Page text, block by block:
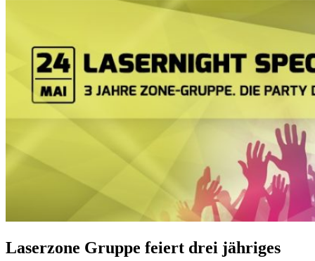
Laserzone Gruppe feiert drei jähriges